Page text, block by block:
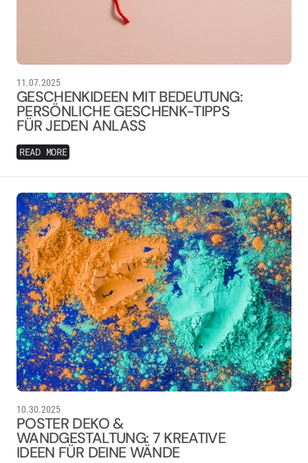
11.07.2025
GESCHENKIDEEN MIT BEDEUTUNG:
PERSÖNLICHE GESCHENK-TIPPS
FÜR JEDEN ANLASS
READ MORE
10.30.2025
POSTER DEKO &
WANDGESTALTUNG: 7 KREATIVE
IDEEN FÜR DEINE WÄNDE